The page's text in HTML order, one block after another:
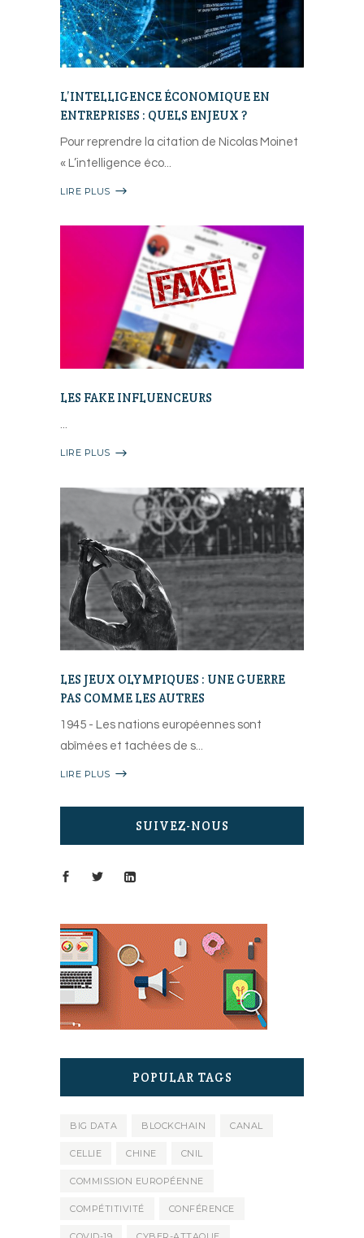
L’INTELLIGENCE ÉCONOMIQUE EN
ENTREPRISES : QUELS ENJEUX ?
Pour reprendre la citation de Nicolas Moinet
« L’intelligence éco
LIRE PLUS
LES FAKE INFLUENCEURS
LIRE PLUS
LES JEUX OLYMPIQUES : UNE GUERRE
PAS COMME LES AUTRES
1945 - Les nations européennes sont
abîmées et tachées de s
LIRE PLUS
SUIVEZ-NOUS
POPULAR TAGS
BIG DATA BLOCKCHAIN CANAL
CELLIE CHINE CNIL
COMMISSION EUROPÉENNE
COMPÉTITIVITÉ CONFÉRENCE